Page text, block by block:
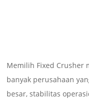
Memilih Fixed Crusher
banyak perusahaan
besar, stabilitas